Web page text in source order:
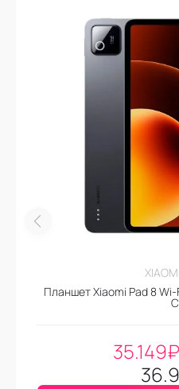
Планшет Xiaomi Pad 8
35.149₽